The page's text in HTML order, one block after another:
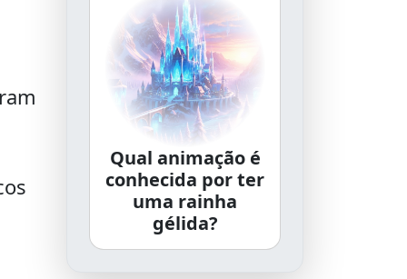
Qual animação é
conhecida por ter
uma rainha
gélida?